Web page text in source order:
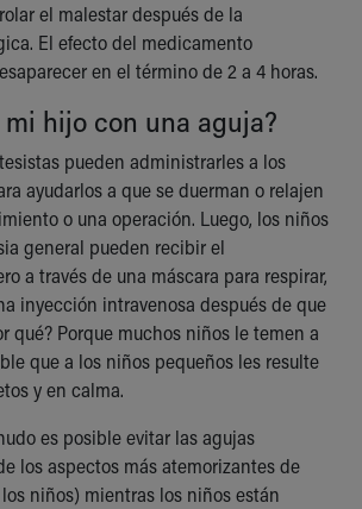
el malestar después de la
El efecto del medicamento
en el término de 2 a 4 horas.
hijo con una aguja?
pueden administrarles a los
ayudarlos a que se duerman o relajen
o una operación. Luego, los niños
general pueden recibir el
a través de una máscara para respirar,
inyección intravenosa después de que
qué? Porque muchos niños le temen a
que a los niños pequeños les resulte
y en calma.
es posible evitar las agujas
los aspectos más atemorizantes de
niños) mientras los niños están